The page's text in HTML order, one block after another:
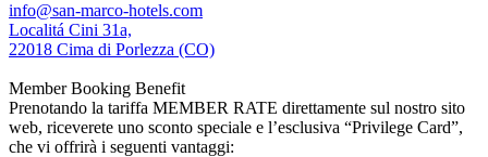
info@san-marco-hotels.com
Localitá Cini 31a,
22018 Cima di Porlezza (CO)
Member Booking Benefit
Prenotando la tariffa MEMBER RATE direttamente sul nostro sito
web, riceverete uno sconto speciale e l’esclusiva “Privilege Card”,
che vi offrirà i seguenti vantaggi: